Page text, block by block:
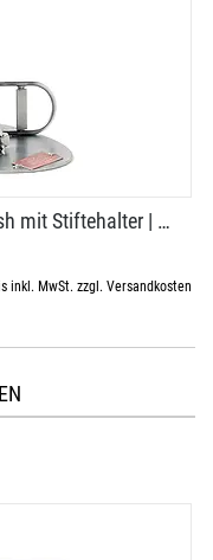
mit Stiftehalter | …
inkl. MwSt. zzgl. Versandkosten